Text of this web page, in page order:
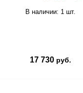
В наличии: 1 шт.
17 730руб.